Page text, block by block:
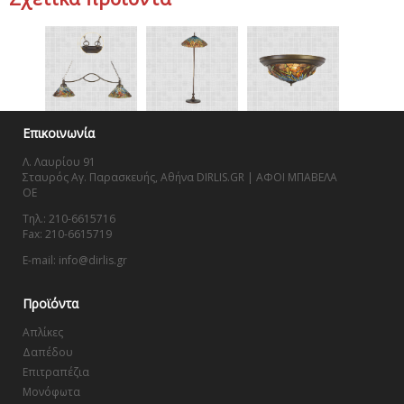
Επικοινωνία
Λ. Λαυρίου 91
Σταυρός Αγ. Παρασκευής, Αθήνα DIRLIS.GR | ΑΦΟΙ ΜΠΑΒΕΛΑ
OE
Τηλ.: 210-6615716
Fax: 210-6615719
E-mail: info@dirlis.gr
Προϊόντα
Απλίκες
Δαπέδου
Επιτραπέζια
Μονόφωτα